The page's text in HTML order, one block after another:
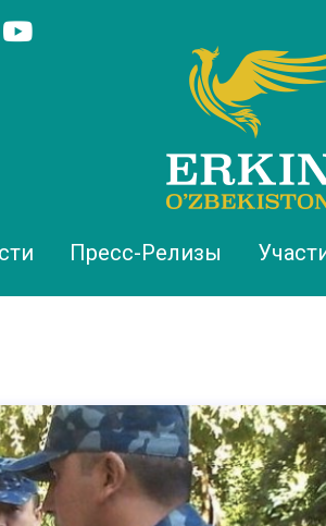
Пресс-Релизы